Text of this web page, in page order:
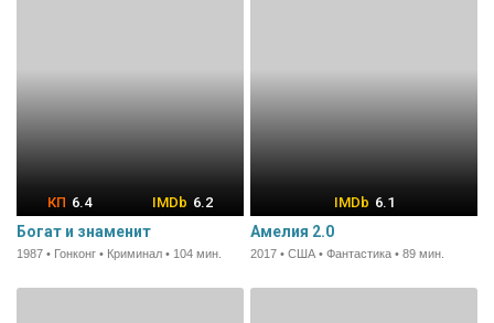
6.4 6.2
Богат и знаменит
1987 • Гонконг • Криминал • 104 мин.
6.1
Амелия 2.0
2017 • США • Фантастика • 89 мин.